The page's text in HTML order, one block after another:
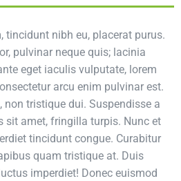
tincidunt nibh eu, placerat purus.
pulvinar neque quis; lacinia
eget iaculis vulputate, lorem
arcu enim pulvinar est.
non tristique dui. Suspendisse a
sit amet, fringilla turpis. Nunc et
tincidunt congue. Curabitur
quam tristique at. Duis
imperdiet! Donec euismod